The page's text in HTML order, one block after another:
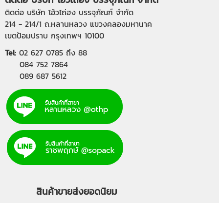
ติดต่อ บริษัท โอ้วไถ่ฮง บรรจุภัณฑ์ จำกัด
214 - 214/1 ถ.หลานหลวง แขวงคลองมหานาค
เขตป้อมปราบ กรุงเทพฯ 10100
Tel: 02 627 0785 ถึง 88
084 752 7864
089 687 5612
สินค้าขายส่งยอดนิยม